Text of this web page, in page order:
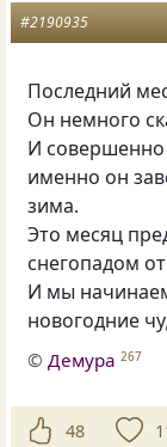
#2190935
Последний
Он немного
И
именно он
зима.
Это месяц
снегопадом
И мы
новогодние
© Демура 267
48